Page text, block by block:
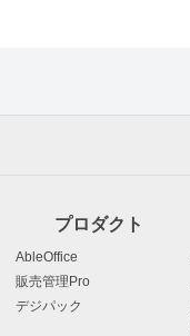
プロダクト
AbleOffice
販売管理Pro
デジパック